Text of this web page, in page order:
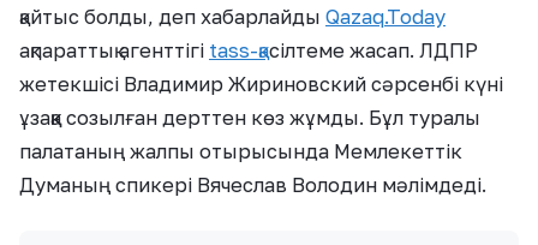
қайтыс болды, деп хабарлайды Qazaq.Today
ақпараттық агенттігі tass-қасілтеме жасап. ЛДПР
жетекшісі Владимир Жириновский сәрсенбі күні
ұзаққа созылған дерттен көз жұмды. Бұл туралы
палатаның жалпы отырысында Мемлекеттік
Думаның спикері Вячеслав Володин мәлімдеді.